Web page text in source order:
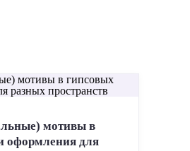
мотивы в
оформления для